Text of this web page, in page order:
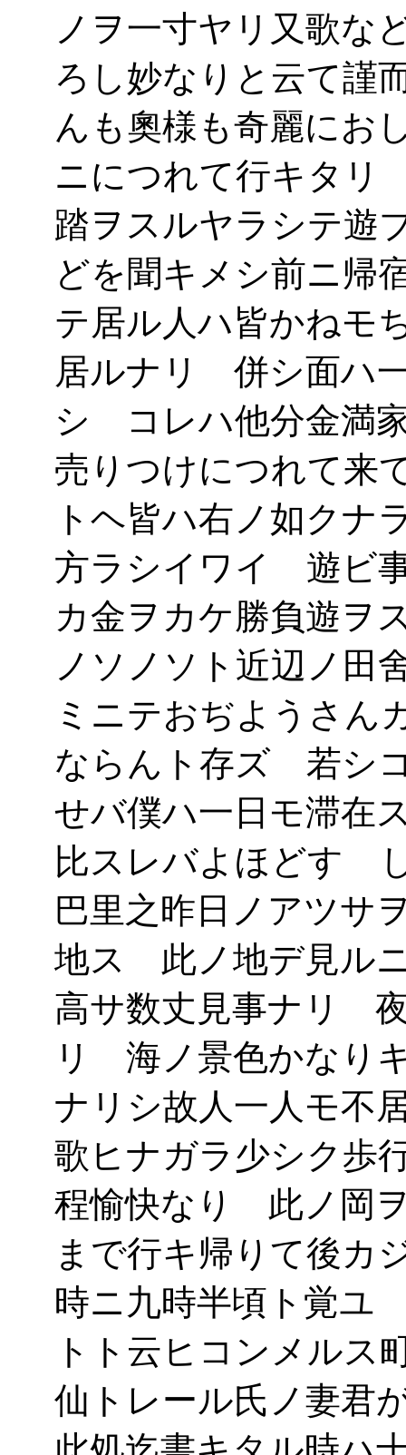
ノヲ一寸ヤリ又歌
ろし妙なりと云て謹
んも奧様も奇麗にお
ニにつれて行キタ
踏ヲスルヤラシテ遊
どを聞キメシ前ニ帰
テ居ル人ハ皆かねモ
居ルナリ 併シ面ハ
シ コレハ他分金満
売りつけにつれて来
トヘ皆ハ右ノ如クナ
方ラシイワイ 遊ビ
カ金ヲカケ勝負遊ヲ
ノソノソト近辺ノ田
ミニテおぢようさん
ならんト存ズ 若シ
せバ僕ハ一日モ滞在
比スレバよほどす
巴里之昨日ノアツサ
地ス 此ノ地デ見ル
高サ数丈見事ナリ
リ 海ノ景色かなり
ナリシ故人一人モ不
歌ヒナガラ少シク歩
程愉快なり 此ノ岡
まで行キ帰りて後
時ニ九時半頃ト覚ユ
トト云ヒコンメル
仙トレール氏ノ妻君